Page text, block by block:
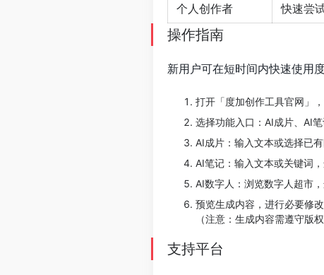
个人创作者 快速尝
操作指南
新用户可在短时间内快速使用
打开「度加创作工具官网」，
选择功能入口：AI成片、AI笔
AI成片：输入文本或选择已
AI笔记：输入文本或关键词
AI数字人：浏览数字人超市
预览生成内容，进行必要修
（注意：生成内容需遵守版
支持平台